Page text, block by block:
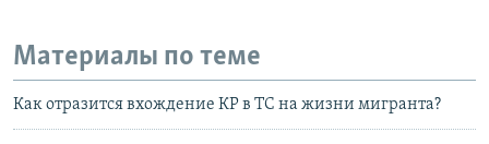
Материалы по теме
Как отразится вхождение КР в ТС на жизни мигранта?